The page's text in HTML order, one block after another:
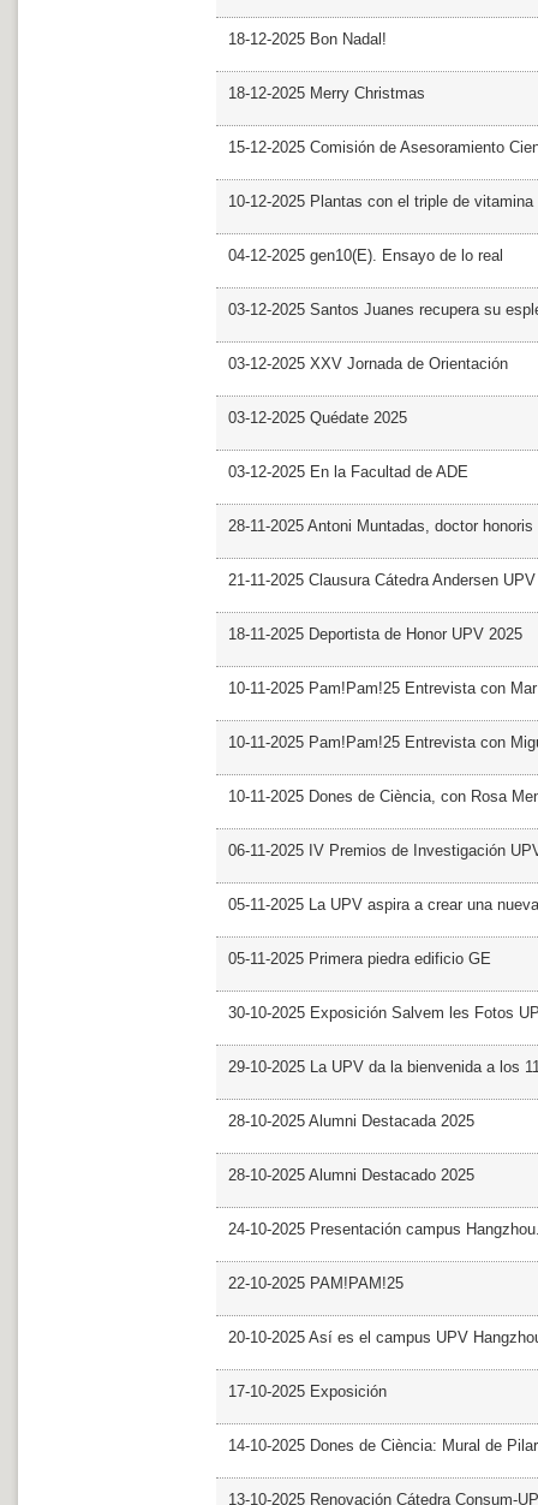
18-12-2025 Bon Nadal!
18-12-2025 Merry Christmas
15-12-2025 Comisión de Asesoramiento
10-12-2025 Plantas con el triple de vitamina
04-12-2025 gen10(E). Ensayo de lo real
03-12-2025 Santos Juanes recupera su
03-12-2025 XXV Jornada de Orientación
03-12-2025 Quédate 2025
03-12-2025 En la Facultad de ADE
28-11-2025 Antoni Muntadas, doctor
21-11-2025 Clausura Cátedra Andersen UPV
18-11-2025 Deportista de Honor UPV 2025
10-11-2025 Pam!Pam!25 Entrevista con
10-11-2025 Pam!Pam!25 Entrevista con
10-11-2025 Dones de Ciència, con Rosa
06-11-2025 IV Premios de Investigación
05-11-2025 La UPV aspira a crear una
05-11-2025 Primera piedra edificio GE
30-10-2025 Exposición Salvem les Fotos
29-10-2025 La UPV da la bienvenida a los
28-10-2025 Alumni Destacada 2025
28-10-2025 Alumni Destacado 2025
24-10-2025 Presentación campus
22-10-2025 PAM!PAM!25
20-10-2025 Así es el campus UPV
17-10-2025 Exposición
14-10-2025 Dones de Ciència: Mural de
13-10-2025 Renovación Cátedra Consum-